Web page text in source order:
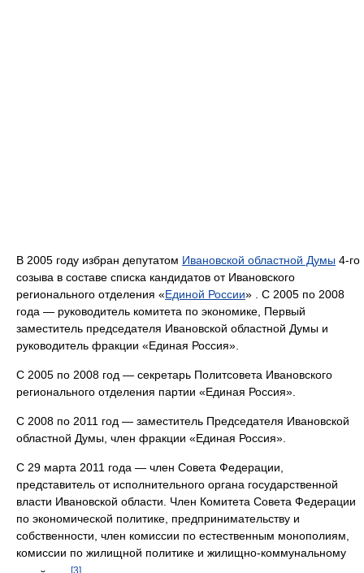
В 2005 году избран депутатом Ивановской областной Думы 4-го
созыва в составе списка кандидатов от Ивановского
регионального отделения «Единой России» . С 2005 по 2008
года — руководитель комитета по экономике, Первый
заместитель председателя Ивановской областной Думы и
руководитель фракции «Единая Россия».
С 2005 по 2008 год — секретарь Политсовета Ивановского
регионального отделения партии «Единая Россия».
С 2008 по 2011 год — заместитель Председателя Ивановской
областной Думы, член фракции «Единая Россия».
С 29 марта 2011 года — член Совета Федерации,
представитель от исполнительного органа государственной
власти Ивановской области. Член Комитета Совета Федерации
по экономической политике, предпринимательству и
собственности, член комиссии по естественным монополиям,
комиссии по жилищной политике и жилищно-коммунальному
[3]